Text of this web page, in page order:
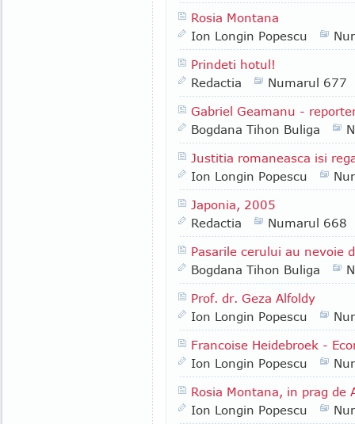
Rosia Montana
Ion Longin Popescu
Prindeti hotul!
Redactia
Numarul 677
Gabriel Geamanu -
Bogdana Tihon Buliga
Justitia romaneasca isi
Ion Longin Popescu
Japonia, 2005
Redactia
Numarul 668
Pasarile cerului au nevoie
Bogdana Tihon Buliga
Prof. dr. Geza Alfoldy
Ion Longin Popescu
Francoise Heidebroek -
Ion Longin Popescu
Rosia Montana, in prag de
Ion Longin Popescu